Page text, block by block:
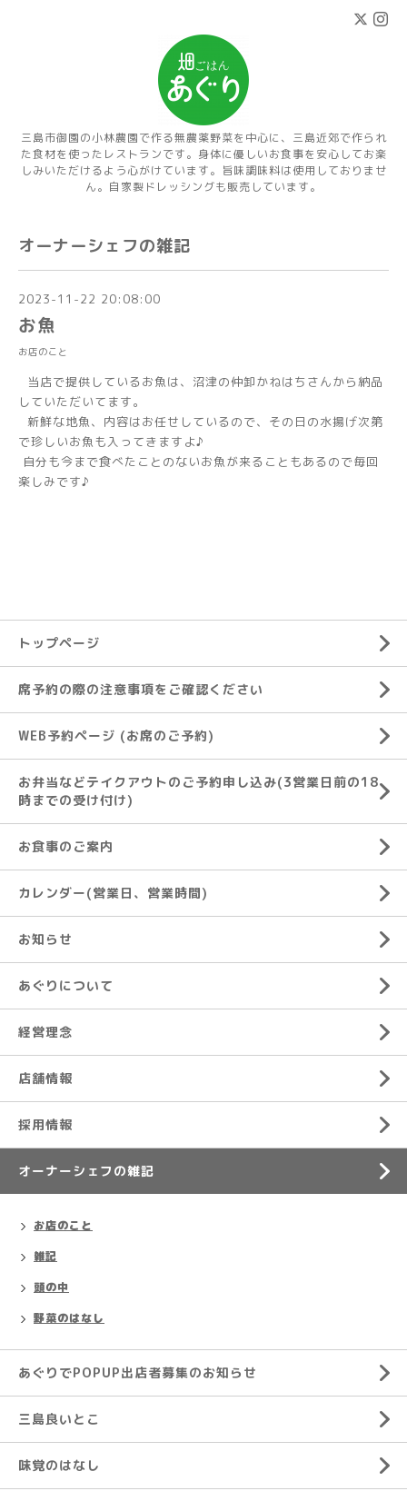
三島市御園の小林農園で作る無農薬野菜を中心に、三島近郊で作られ
た食材を使ったレストランです。身体に優しいお食事を安心してお楽
しみいただけるよう心がけています。旨味調味料は使用しておりませ
ん。自家製ドレッシングも販売しています。
オーナーシェフの雑記
2023-11-22 20:08:00
お魚
お店のこと
当店で提供しているお魚は、沼津の仲卸かねはちさんから納品
していただいてます。
新鮮な地魚、内容はお任せしているので、その日の水揚げ次第
で珍しいお魚も入ってきますよ♪
自分も今まで食べたことのないお魚が来ることもあるので毎回
楽しみです♪
トップページ
席予約の際の注意事項をご確認ください
WEB予約ページ (お席のご予約)
お弁当などテイクアウトのご予約申し込み(3営業日前の18
時までの受け付け)
お食事のご案内
カレンダー(営業日、営業時間)
お知らせ
あぐりについて
経営理念
店舗情報
採用情報
オーナーシェフの雑記
お店のこと
雑記
頭の中
野菜のはなし
あぐりでPOPUP出店者募集のお知らせ
三島良いとこ
味覚のはなし